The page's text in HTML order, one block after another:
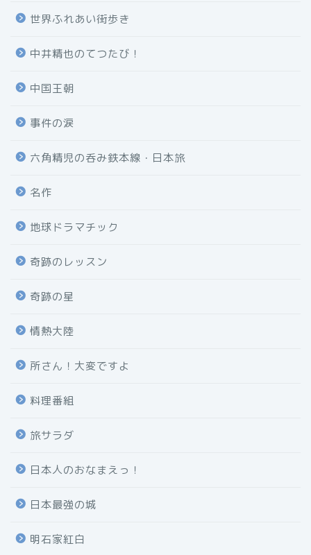
世界ふれあい街歩き
中井精也のてつたび！
中国王朝
事件の涙
六角精児の呑み鉄本線・日本旅
名作
地球ドラマチック
奇跡のレッスン
奇跡の星
情熱大陸
所さん！大変ですよ
料理番組
旅サラダ
日本人のおなまえっ！
日本最強の城
明石家紅白